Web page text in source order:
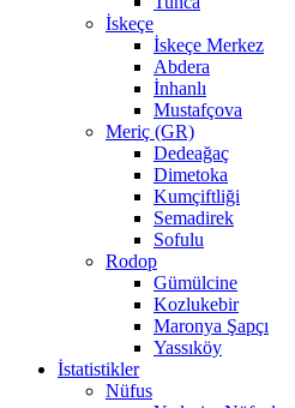
İskeçe
İskeçe Merkez
Abdera
İnhanlı
Mustafçova
Meriç (GR)
Dedeağaç
Dimetoka
Kumçiftliği
Semadirek
Sofulu
Rodop
Gümülcine
Kozlukebir
Maronya Şapçı
Yassıköy
İstatistikler
Nüfus